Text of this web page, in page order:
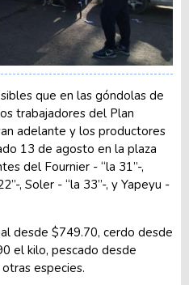
que en las góndolas de
trabajadores del Plan
adelante y los productores
13 de agosto en la plaza
del Fournier - “la 31”-,
, Soler - “la 33”-, y Yapeyu -
desde $749.70, cerdo desde
el kilo, pescado desde
especies.